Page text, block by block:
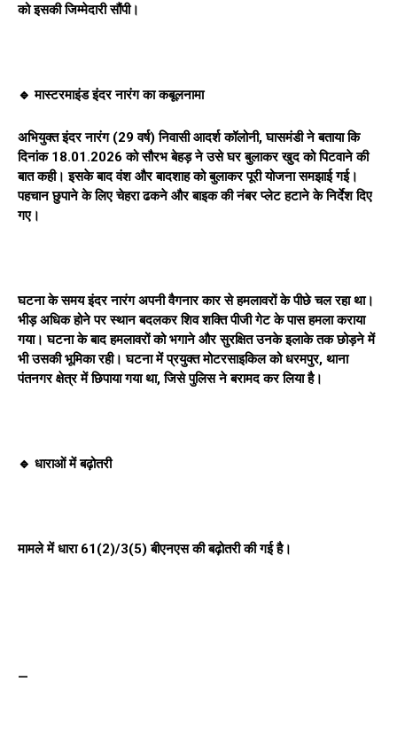
को इसकी जिम्मेदारी सौंपी।
🔹 मास्टरमाइंड इंदर नारंग का कबूलनामा
अभियुक्त इंदर नारंग (29 वर्ष) निवासी आदर्श कॉलोनी, घासमंडी ने बताया कि
दिनांक 18.01.2026 को सौरभ बेहड़ ने उसे घर बुलाकर खुद को पिटवाने की
बात कही। इसके बाद वंश और बादशाह को बुलाकर पूरी योजना समझाई गई।
पहचान छुपाने के लिए चेहरा ढकने और बाइक की नंबर प्लेट हटाने के निर्देश दिए
गए।
घटना के समय इंदर नारंग अपनी वैगनार कार से हमलावरों के पीछे चल रहा था।
भीड़ अधिक होने पर स्थान बदलकर शिव शक्ति पीजी गेट के पास हमला कराया
गया। घटना के बाद हमलावरों को भगाने और सुरक्षित उनके इलाके तक छोड़ने में
भी उसकी भूमिका रही। घटना में प्रयुक्त मोटरसाइकिल को धरमपुर, थाना
पंतनगर क्षेत्र में छिपाया गया था, जिसे पुलिस ने बरामद कर लिया है।
🔹 धाराओं में बढ़ोतरी
मामले में धारा 61(2)/3(5) बीएनएस की बढ़ोतरी की गई है।
—